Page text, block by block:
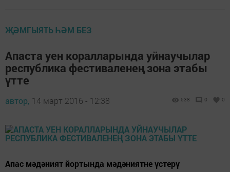
ҖӘМГЫЯТЬ ҺӘМ БЕЗ
Апаста уен коралларында уйнаучылар
республика фестиваленең зона этабы
үтте
автор, 14 март 2016 - 12:38 538 0 0
Апас мәдәният йортында мәдәниятне үстерү